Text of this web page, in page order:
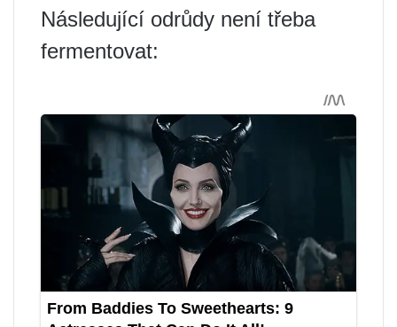
Následující odrůdy není třeba
fermentovat: